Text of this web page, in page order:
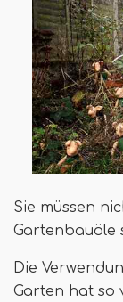
Sie müssen
Gartenbauöle
Die
Garten hat so